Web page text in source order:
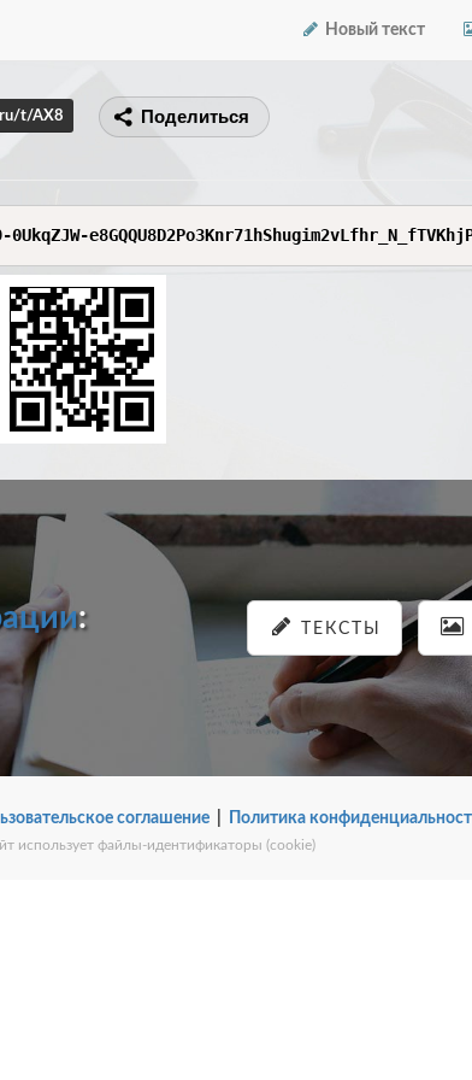
Новый текст
t/AX8 Поделиться
: ТЕКСТЫ
соглашение| Политика
использует файлы-идентификаторы (cookie)